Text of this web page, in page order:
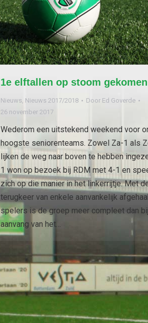
1e elftallen op stoom
Nieuws, Nieuws 2017/2018 Door Ed Goverde
26 november 2017
Wederom een uitstekend weekend voor
hoogste seniorenteams. Zowel Za-1 als
lijken de weg naar boven te hebben
1 won op bezoek bij RDM met 4-1 en
zich op die manier in het linkerrijtje. Met
terugkeer van enkele aanvankelijk
spelers is de groep meer compleet dan bij
aanvang van het…